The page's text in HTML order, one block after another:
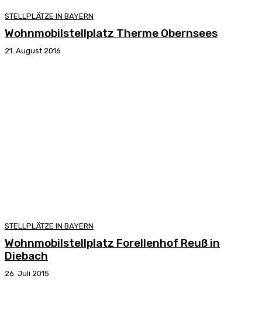
STELLPLÄTZE IN BAYERN
Wohnmobilstellplatz Therme Obernsees
21. August 2016
STELLPLÄTZE IN BAYERN
Wohnmobilstellplatz Forellenhof Reuß in
Diebach
26. Juli 2015